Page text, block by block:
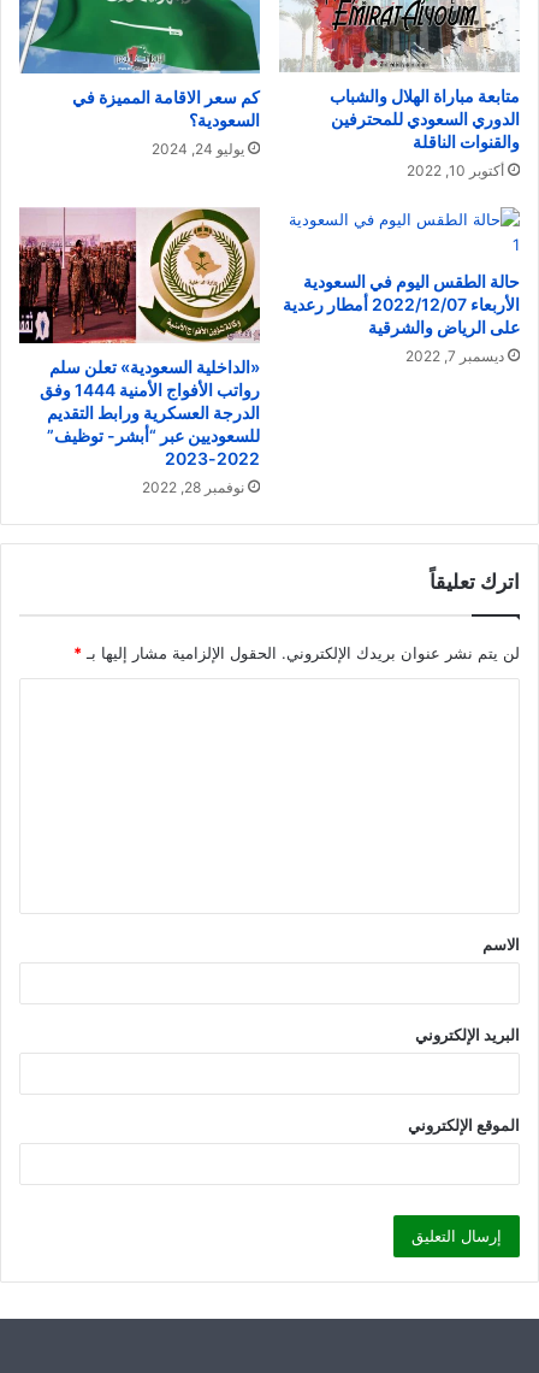
متابعة مباراة الهلال والشباب
الدوري السعودي للمحترفين
والقنوات الناقلة
أكتوبر 10, 2022
كم سعر الاقامة المميزة في
السعودية؟
يوليو 24, 2024
حالة الطقس اليوم في السعودية
الأربعاء 2022/12/07 أمطار رعدية
على الرياض والشرقية
ديسمبر 7, 2022
«الداخلية السعودية» تعلن سلم
رواتب الأفواج الأمنية 1444 وفق
الدرجة العسكرية ورابط التقديم
للسعوديين عبر “أبشر- توظيف”
2022-2023
نوفمبر 28, 2022
اترك تعليقاً
لن يتم نشر عنوان بريدك الإلكتروني. الحقول الإلزامية مشار إليها بـ *
ق
*
الاسم
البريد الإلكتروني
الموقع الإلكتروني